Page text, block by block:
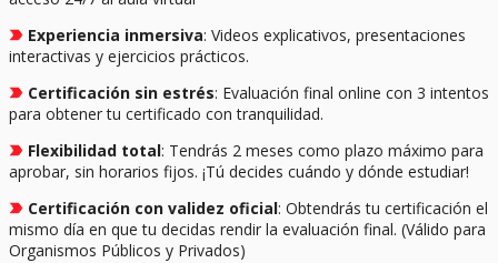
Experiencia inmersiva: Videos explicativos, presentaciones
interactivas y ejercicios prácticos.
Certificación sin estrés: Evaluación final online con 3 intentos
para obtener tu certificado con tranquilidad.
Flexibilidad total: Tendrás 2 meses como plazo máximo para
aprobar, sin horarios fijos. ¡Tú decides cuándo y dónde estudiar!
Certificación con validez oficial: Obtendrás tu certificación el
mismo día en que tu decidas rendir la evaluación final. (Válido para
Organismos Públicos y Privados)